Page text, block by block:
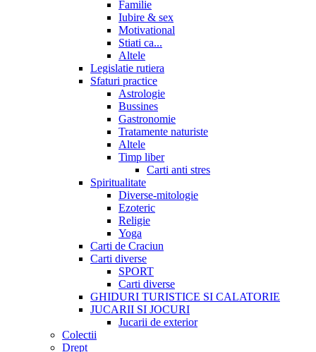
Familie
Iubire & sex
Motivational
Stiati ca...
Altele
Legislatie rutiera
Sfaturi practice
Astrologie
Bussines
Gastronomie
Tratamente naturiste
Altele
Timp liber
Carti anti stres
Spiritualitate
Diverse-mitologie
Ezoteric
Religie
Yoga
Carti de Craciun
Carti diverse
SPORT
Carti diverse
GHIDURI TURISTICE SI CALATORIE
JUCARII SI JOCURI
Jucarii de exterior
Colectii
Drept